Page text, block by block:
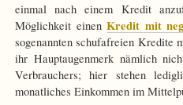
einmal nach einem Kredit
Möglichkeit einenKredit mit
sogenannten schufafreien Kredite
ihr Hauptaugenmerk nämlich
Verbrauchers; hier stehen
monatliches Einkommen im